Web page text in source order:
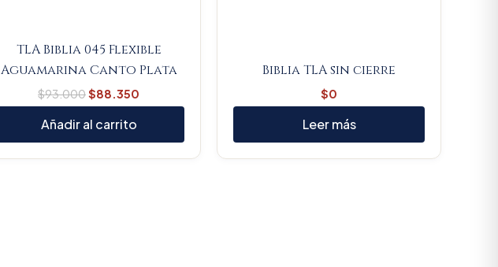
TLA Biblia 045 Flexible
Aguamarina Canto Plata
$93.000$88.350
Añadir al carrito
Biblia TLA sin cierre
$0
Leer más